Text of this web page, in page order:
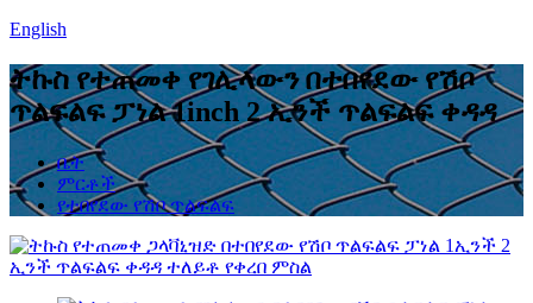
English
ትኩስ የተጠመቀ የገሊላውን በተበየደው የሽቦ
ጥልፍልፍ ፓነል 1inch 2 ኢንች ጥልፍልፍ ቀዳዳ
ቤት
ምርቶች
የተበየደው የሽቦ ጥልፍልፍ